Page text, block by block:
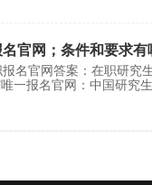
官网；条件和要求有
名官网答案：在职研究
一报名官网：中国研究